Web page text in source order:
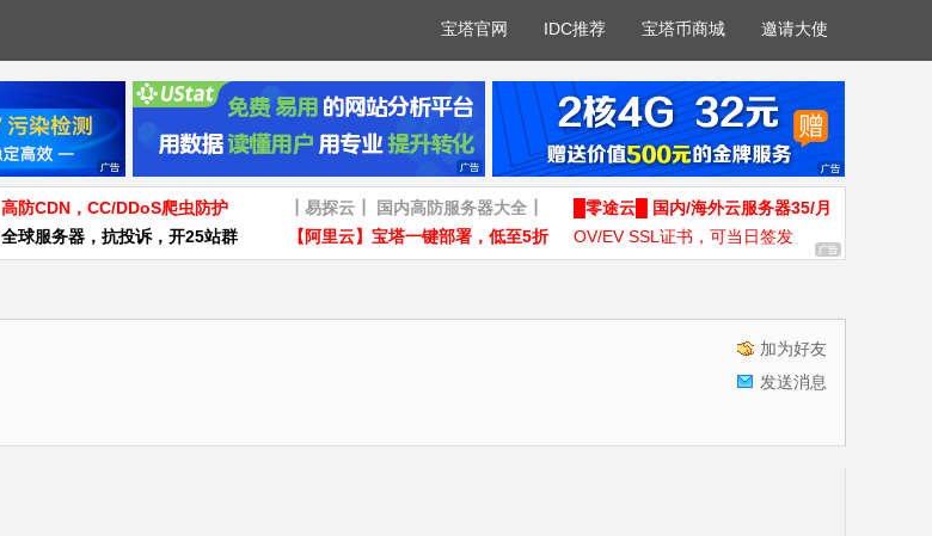
宝塔官网 IDC推荐 宝塔币商城 邀请大使
高防CDN，CC/DDoS爬虫防护 ┃易探云┃ 国内高防服务器大全┃
█零途云█ 国内/海外云服务器35/月
全球服务器，抗投诉，开25站群 【阿里云】宝塔一键部署，低至5折 OV/EV SSL证书，可当日签发
加为好友
发送消息